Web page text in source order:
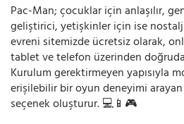
Pac-Man; çocuklar için anlaşılır,
geliştirici, yetişkinler için ise
evreni sitemizde ücretsiz olarak,
tablet ve telefon üzerinden
Kurulum gerektirmeyen yapısıyla
erişilebilir bir oyun deneyimi
seçenek oluşturur. 💻📱🎮